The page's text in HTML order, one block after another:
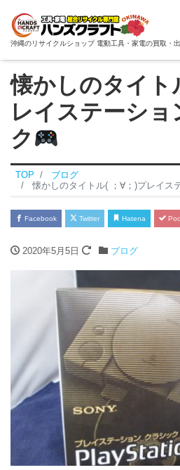
沖縄のリサイクルショップ 電動工具・家電の買取・
懐かしのタイト
レイステーショ
ク
TOP
ブログ
懐かしのタイトル( ；∀；)プレイス
Facebook Twitter Hatena
2020年5月5日 ブログ